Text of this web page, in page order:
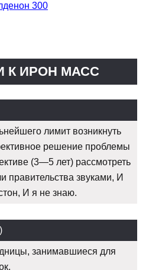
300
К ИРОН МАСС
лимит возникнуть
решение проблемы
(3—5 лет) рассмотреть
правительства звуками, И
И я не знаю.
занимавшиеся для